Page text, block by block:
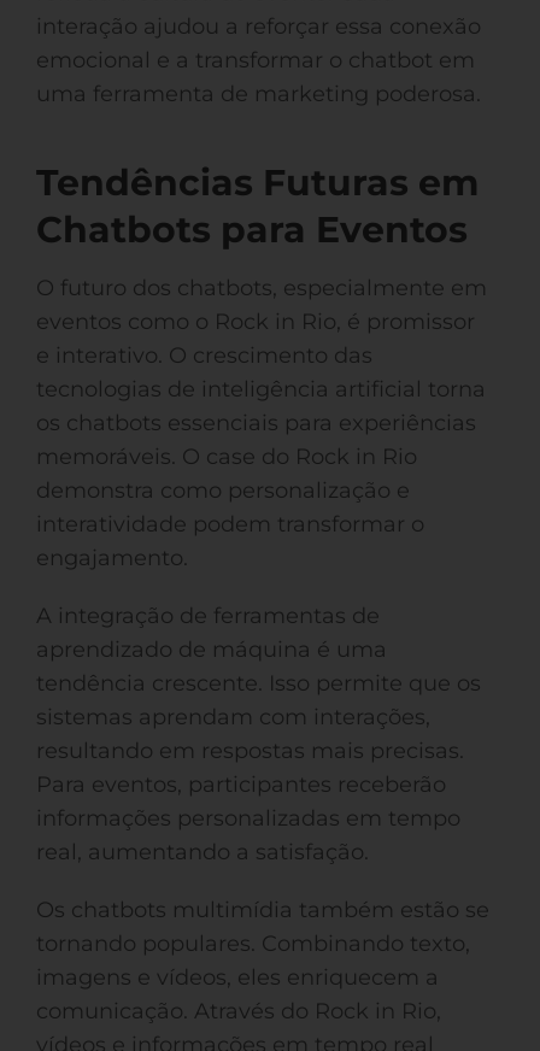
interação ajudou a reforçar essa conexão
emocional e a transformar o chatbot em
uma ferramenta de marketing poderosa.
Tendências Futuras em
Chatbots para Eventos
O futuro dos chatbots, especialmente em
eventos como o Rock in Rio, é promissor
e interativo. O crescimento das
tecnologias de inteligência artificial torna
os chatbots essenciais para experiências
memoráveis. O case do Rock in Rio
demonstra como personalização e
interatividade podem transformar o
engajamento.
A integração de ferramentas de
aprendizado de máquina é uma
tendência crescente. Isso permite que os
sistemas aprendam com interações,
resultando em respostas mais precisas.
Para eventos, participantes receberão
informações personalizadas em tempo
real, aumentando a satisfação.
Os chatbots multimídia também estão se
tornando populares. Combinando texto,
imagens e vídeos, eles enriquecem a
comunicação. Através do Rock in Rio,
vídeos e informações em tempo real